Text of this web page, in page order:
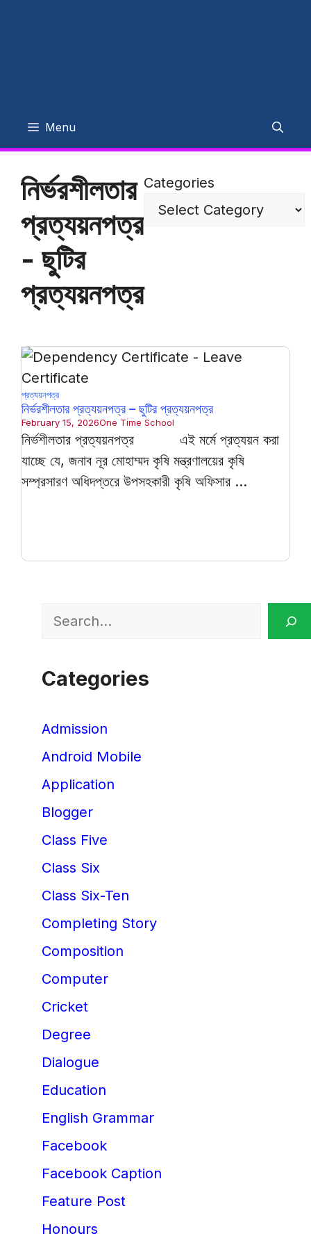
Menu
নির্ভরশীলতার
প্রত্যয়নপত্র
- ছুটির
প্রত্যয়নপত্র
Categories
প্রত্যয়নপত্র
নির্ভরশীলতার প্রত্যয়নপত্র – ছুটির প্রত্যয়নপত্র
February 15, 2026One Time School
নির্ভশীলতার প্রত্যয়নপত্র এই মর্মে প্রত্যয়ন করা
যাচ্ছে যে, জনাব নূর মোহাম্মদ কৃষি মন্ত্রণালয়ের কৃষি
সম্প্রসারণ অধিদপ্তরে উপসহকারী কৃষি অফিসার ...
Search
Categories
Admission
Android Mobile
Application
Blogger
Class Five
Class Six
Class Six-Ten
Completing Story
Composition
Computer
Cricket
Degree
Dialogue
Education
English Grammar
Facebook
Facebook Caption
Feature Post
Honours